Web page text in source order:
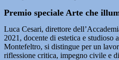
Premio speciale Arte che
Luca Cesari, direttore
2021, docente di estetica e studioso
Montefeltro, si distingue per un
riflessione critica, impegno civile e